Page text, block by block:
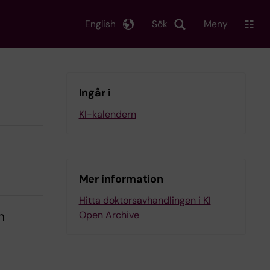
Sök
English Meny
Ingår i
KI-kalendern
Mer information
Hitta doktorsavhandlingen i KI
Open Archive